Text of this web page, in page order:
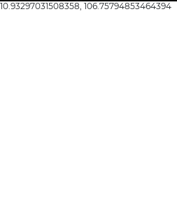
10.93297031508358, 106.75794853464394